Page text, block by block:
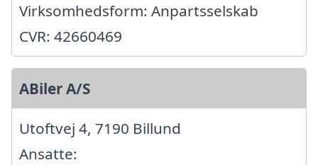
Virksomhedsform: Anpartsselskab
CVR: 42660469
ABiler A/S
Utoftvej 4, 7190 Billund
Ansatte: